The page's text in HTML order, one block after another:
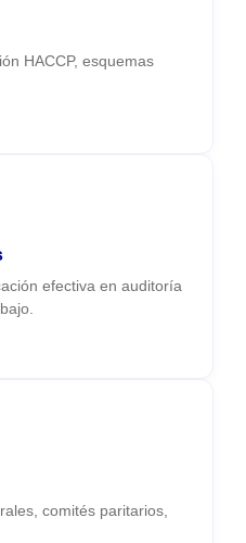
HACCP, esquemas
efectiva en auditoría
comités paritarios,